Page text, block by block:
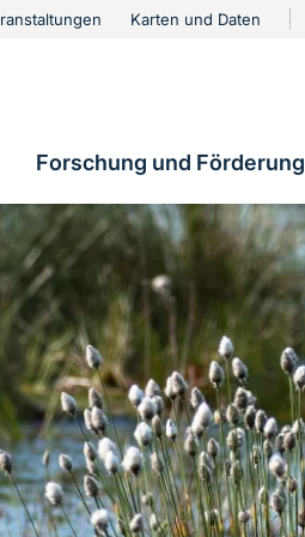
Karten und Daten
Forschung und Förderung